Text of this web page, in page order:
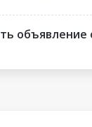
объявление